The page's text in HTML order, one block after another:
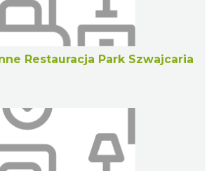
Restauracja Park Szwajcaria